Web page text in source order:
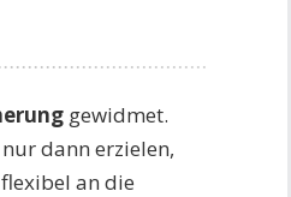
gewidmet.
dann erzielen,
an die